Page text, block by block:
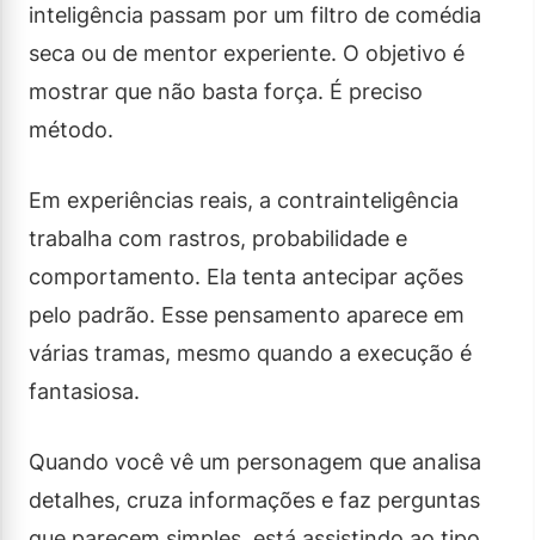
inteligência passam por um filtro de comédia
seca ou de mentor experiente. O objetivo é
mostrar que não basta força. É preciso
método.
Em experiências reais, a contrainteligência
trabalha com rastros, probabilidade e
comportamento. Ela tenta antecipar ações
pelo padrão. Esse pensamento aparece em
várias tramas, mesmo quando a execução é
fantasiosa.
Quando você vê um personagem que analisa
detalhes, cruza informações e faz perguntas